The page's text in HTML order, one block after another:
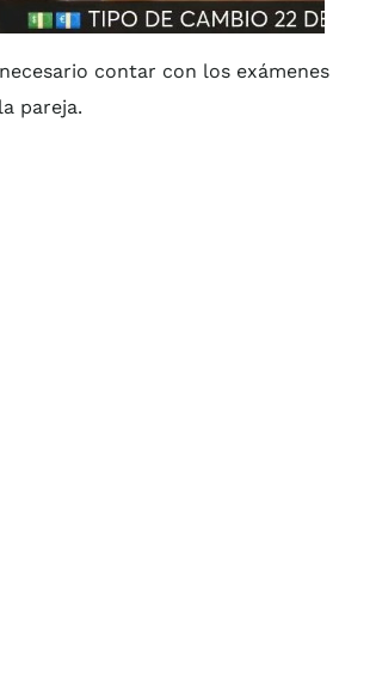
contar con los exámenes
pareja.